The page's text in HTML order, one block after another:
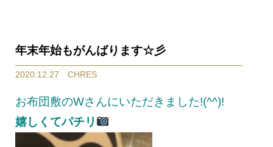
年末年始もがんばります☆彡
2020.12.27 CHRES
お布団敷のWさんにいただきました!(^^)!
嬉しくてパチリ